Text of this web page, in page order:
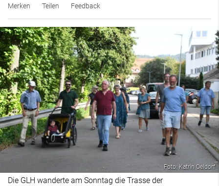
Merken Teilen Feedback
Foto: Katrin Oeldorf
Die GLH wanderte am Sonntag die Trasse der